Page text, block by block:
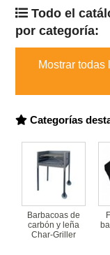
Todo el
por categoría:
Mostrar todas
Categorías
Barbacoas de
carbón y leña
Char-Griller